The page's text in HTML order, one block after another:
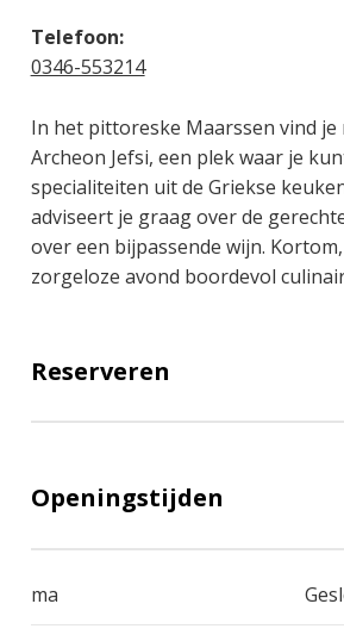
Telefoon:
0346-553214
In het pittoreske Maarssen vind
Archeon Jefsi, een plek waar je
specialiteiten uit de Griekse
adviseert je graag over de
over een bijpassende wijn.
zorgeloze avond boordevol
Reserveren
Openingstijden
ma